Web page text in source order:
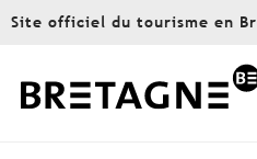
Aller
principal
Site officiel du tourisme en